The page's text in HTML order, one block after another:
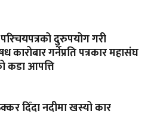
दुरुपयोग गरी
गर्नेप्रति पत्रकार महासंघ
कडा आपत्ति
दिँदा नदीमा खस्यो कार